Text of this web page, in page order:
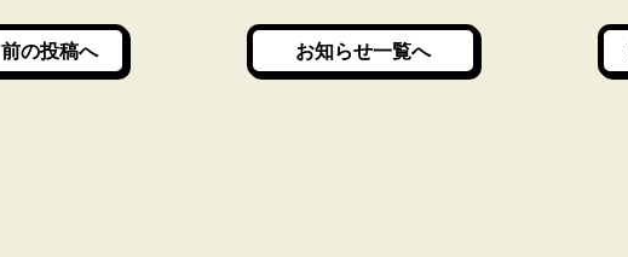
前の投稿へ お知らせ一覧へ